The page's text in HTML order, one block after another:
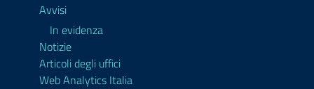
Avvisi
In evidenza
Notizie
Articoli degli uffici
Web Analytics Italia